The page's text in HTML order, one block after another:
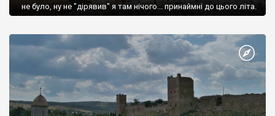
не було, ну не "дірявив" я там нічого... принаймні до цього літа.